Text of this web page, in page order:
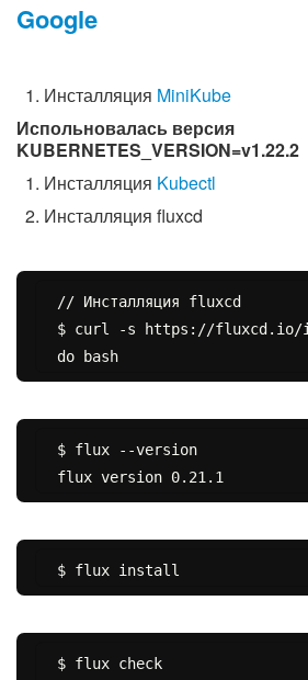
Google
Инсталляция MiniKube
Испольновалась версия
KUBERNETES_VERSION=v1.22.2
Инсталляция Kubectl
Инсталляция fluxcd
// Инсталляция fluxcd
$ curl -s https://
do bash
$ flux --version
$ flux check